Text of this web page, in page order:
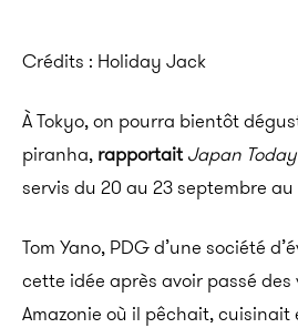
Crédits : Holiday Jack
À Tokyo, on pourra bientôt
piranha, rapportait Japan Today
servis du 20 au 23 septembre au
Tom Yano, PDG d’une société
cette idée après avoir passé des
Amazonie où il pêchait,